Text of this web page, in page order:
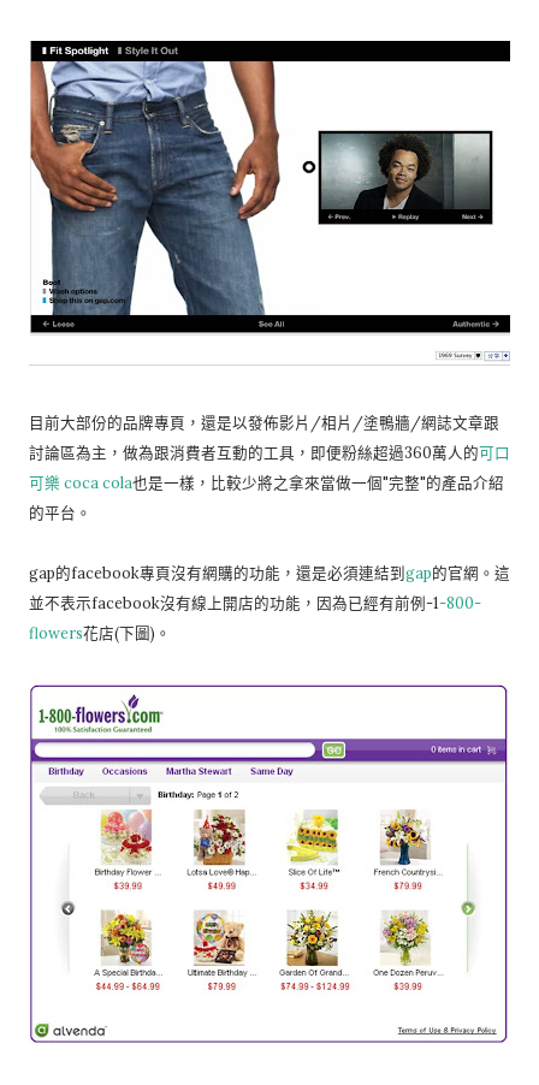
目前大部份的品牌專頁，還是以發佈影片/相片/塗鴨牆/網誌文章跟
討論區為主，做為跟消費者互動的工具，即便粉絲超過360萬人的可口
可樂 coca cola也是一樣，比較少將之拿來當做一個"完整"的產品介紹
的平台。
gap的facebook專頁沒有網購的功能，還是必須連結到gap的官網。這
並不表示facebook沒有線上開店的功能，因為已經有前例-1-800-
flowers花店(下圖)。